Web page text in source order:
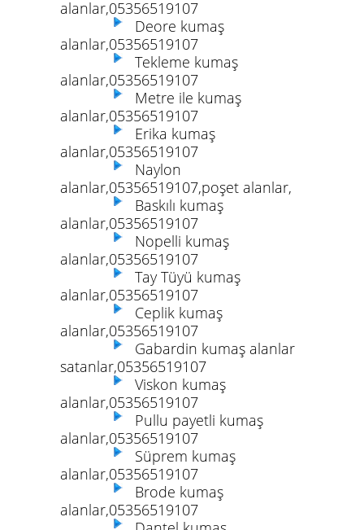
alanlar,05356519107
Deore kumaş
alanlar,05356519107
Tekleme kumaş
alanlar,05356519107
Metre ile kumaş
alanlar,05356519107
Erika kumaş
alanlar,05356519107
Naylon
alanlar,05356519107,poşet alanlar,
Baskılı kumaş
alanlar,05356519107
Nopelli kumaş
alanlar,05356519107
Tay Tüyü kumaş
alanlar,05356519107
Ceplik kumaş
alanlar,05356519107
Gabardin kumaş alanlar
satanlar,05356519107
Viskon kumaş
alanlar,05356519107
Pullu payetli kumaş
alanlar,05356519107
Süprem kumaş
alanlar,05356519107
Brode kumaş
alanlar,05356519107